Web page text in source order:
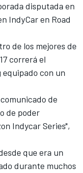
disputada en
IndyCar en Road
de los mejores de
correrá el
equipado con un
de
de poder
Indycar Series",
que era un
durante muchos